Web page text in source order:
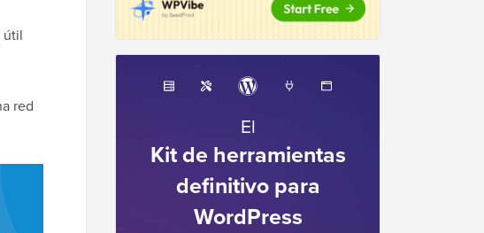
útil
red
El
Kit de herramientas
definitivo para
WordPress